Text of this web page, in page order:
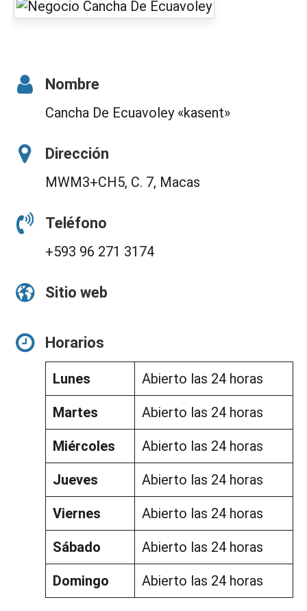
Nombre
Cancha De Ecuavoley «kasent»
Dirección
MWM3+CH5, C. 7, Macas
Teléfono
+593 96 271 3174
Sitio web
Horarios
Lunes Abierto las 24 horas
Martes Abierto las 24 horas
Miércoles Abierto las 24 horas
Jueves Abierto las 24 horas
Viernes Abierto las 24 horas
Sábado Abierto las 24 horas
Domingo Abierto las 24 horas